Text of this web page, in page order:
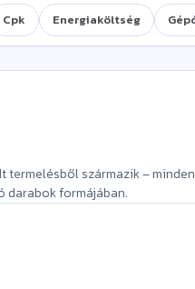
Cpk Energiaköltség
termelésből származik –
darabok formájában.